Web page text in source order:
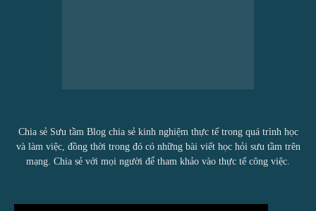
Chia sẻ Sưu tầm Blog chia sẻ kinh nghiệm thực tế trong quá trình học
và làm việc, đồng thời trong đó có những bài viết học hỏi sưu tầm trên
mạng. Chia sẻ với mọi người để tham khảo vào thực tế công việc.